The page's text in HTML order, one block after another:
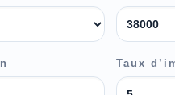
Taux